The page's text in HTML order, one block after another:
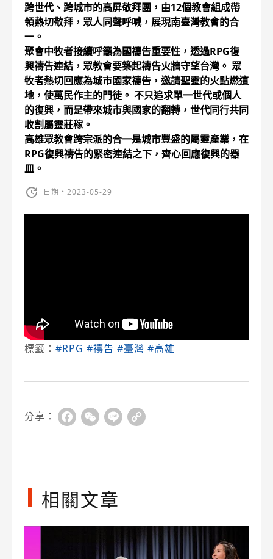
跨世代、跨城市的高屏敬拜團，由12個教會組成帶
領熱切敬拜，眾人同聲呼喊，展現南臺灣教會的合
一。
聚會中牧者接續呼籲為國禱告重要性，透過RPG復
興禱告連結，眾教會要築起禱告火牆守望台灣。 眾
牧者熱切回應為城市國家禱告，邀請聖靈的火點燃這
地，使萬民作主的門徒。 不只追求單一世代或個人
的復興，而是帶來城市與國家的翻轉，世代同行共同
收割屬靈莊稼。
高雄眾教會跨宗派的合一是城市豐盛的屬靈產業，在
RPG復興禱告的緊密連結之下，齊心回應復興的器
皿。
日期・2023-05-29
標籤： #RPG #禱告 #臺灣 #高雄
分享： FacebookWeChat
Line
相關文章